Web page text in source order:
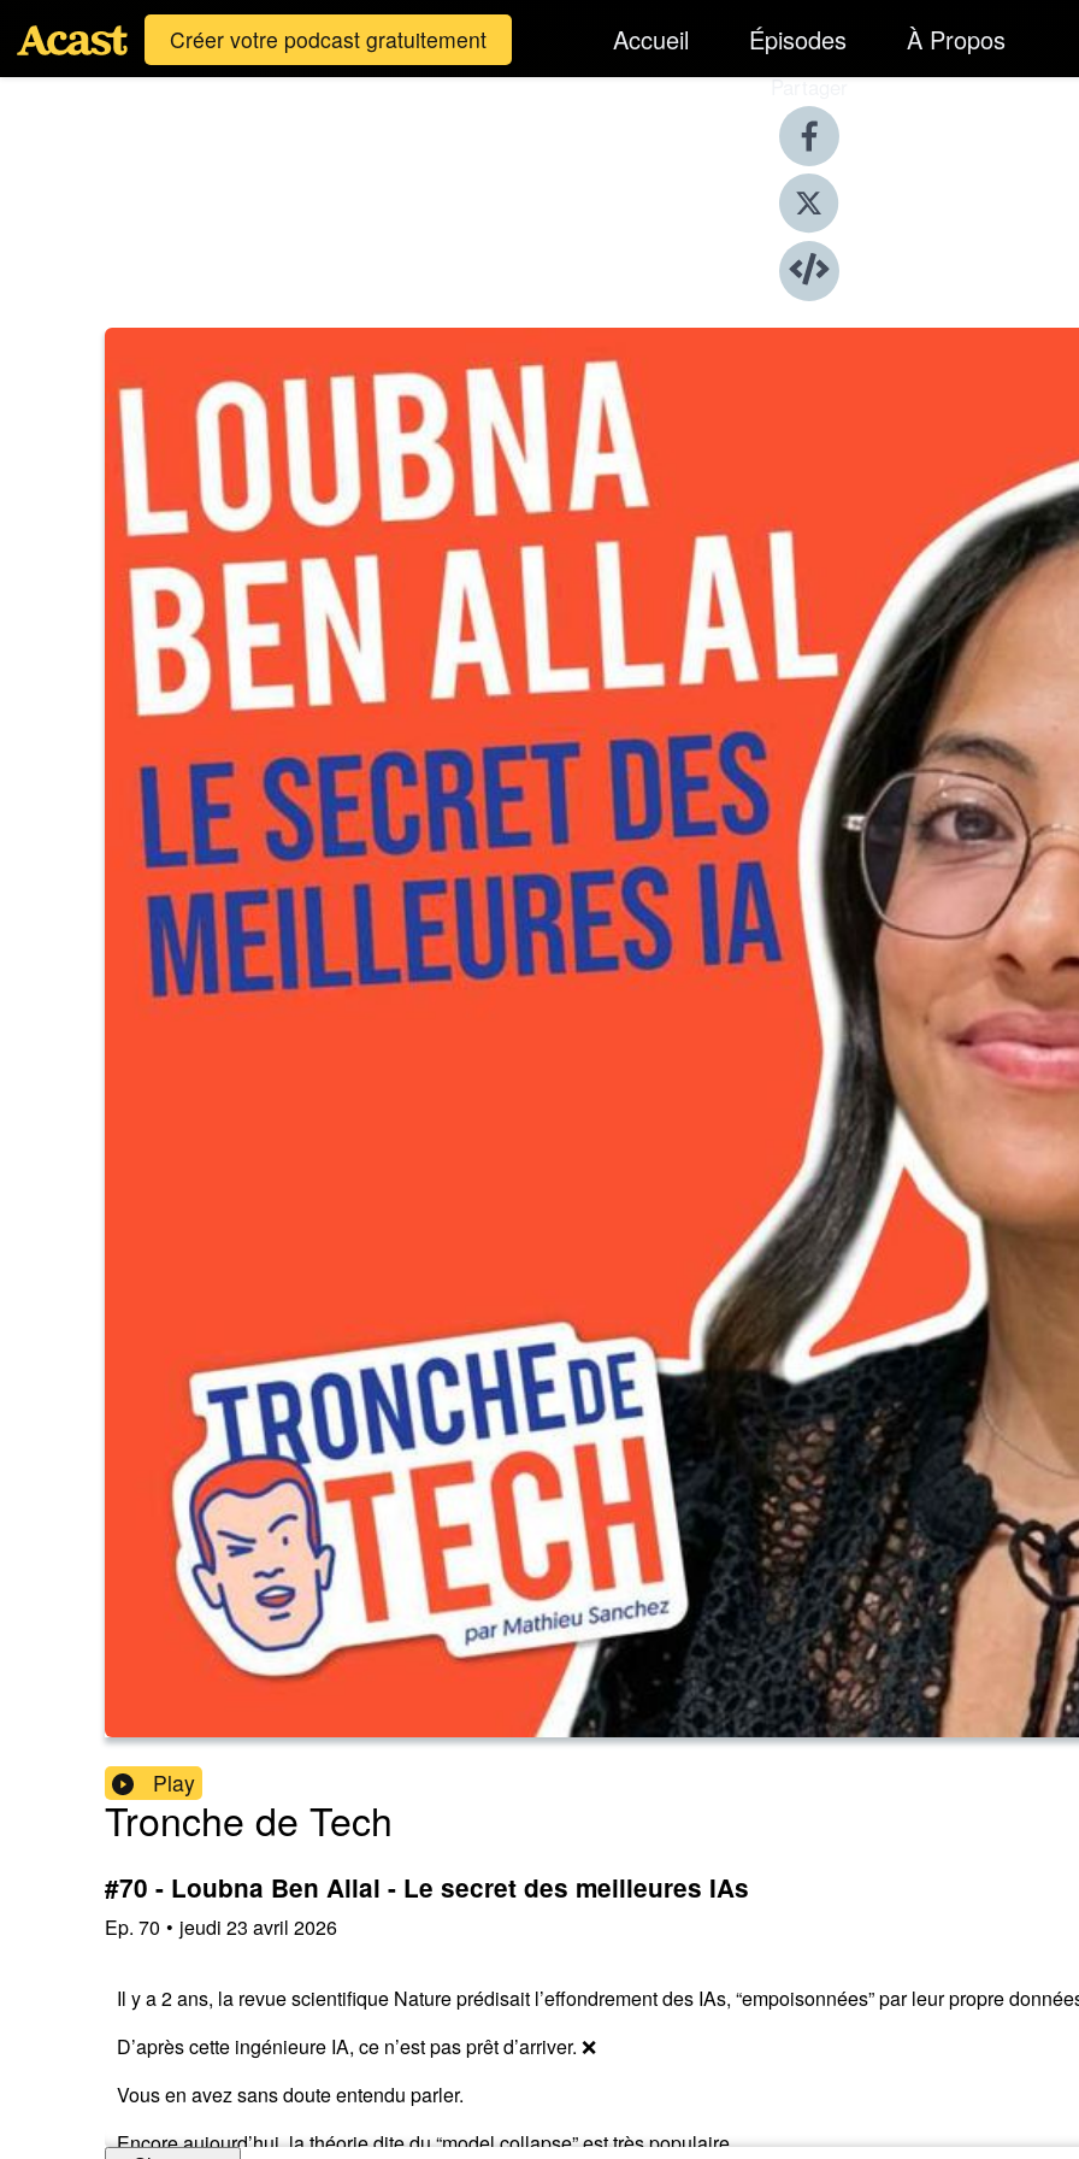
Créer votre podcast gratuitement Accueil Épisodes À Propos
Partager
Play
Tronche de Tech
#70 - Loubna Ben Allal - Le secret des meilleures IAs
Ep. 70 • jeudi 23 avril 2026
Il y a 2 ans, la revue scientifique Nature prédisait l’effondrement des IAs, “empoisonnées” par leur propre
D’après cette ingénieure IA, ce n’est pas prêt d’arriver. ❌
Vous en avez sans doute entendu parler.
Encore aujourd’hui, la théorie dite du “model collapse” est très populaire.